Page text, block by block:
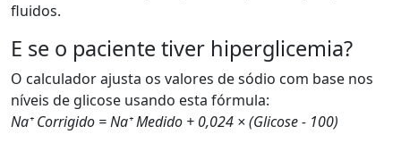
fluidos.
E se o paciente tiver hiperglicemia?
O calculador ajusta os valores de sódio com base nos
níveis de glicose usando esta fórmula:
Na⁺ Corrigido = Na⁺ Medido + 0,024 × (Glicose - 100)